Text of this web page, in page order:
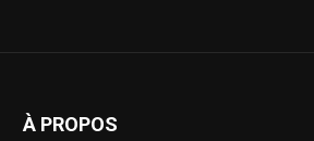
À PROPOS